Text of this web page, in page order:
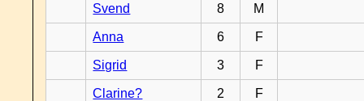
Svend 8 M
Anna 6 F
Sigrid 3 F
Clarine? 2 F